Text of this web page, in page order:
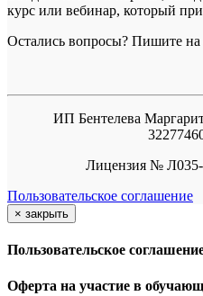
курс или вебинар, который
Остались вопросы? Пишите на
ИП Бентелева
Лицензия № Л035-
Пользовательское соглашение
× закрыть
Пользовательское
Оферта на участие в